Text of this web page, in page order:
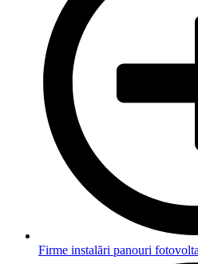
Firme instalări panouri